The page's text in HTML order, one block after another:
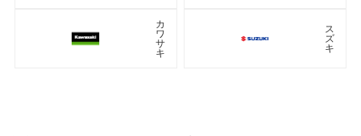
カ
ワ
サ
キ
ス
ズ
キ